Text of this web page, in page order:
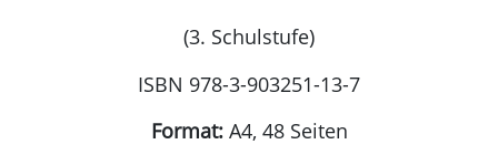
(3. Schulstufe)
ISBN 978-3-903251-13-7
Format:A4, 48 Seiten